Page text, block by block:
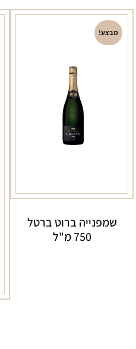
מבצע!
שמפנייה ברוט ברטל
750 מ"ל